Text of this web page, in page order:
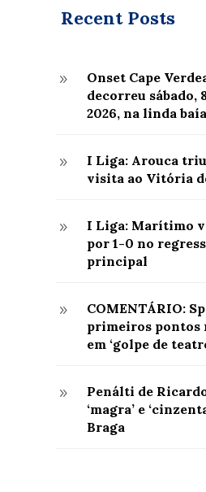
Recent Posts
9
Onset Cape
decorreu sábado,
2026, na linda
9
I Liga: Arouca
visita ao Vitória
9
I Liga: Marítimo
por 1-0 no
principal
9
COMENTÁRIO:
primeiros pontos
em ‘golpe de
9
Penálti de
‘magra’ e
Braga